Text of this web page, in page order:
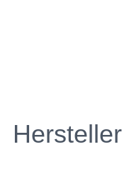
Hersteller